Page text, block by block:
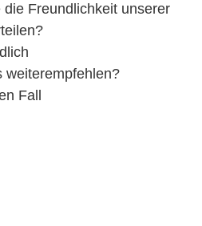
Freundlichkeit unserer
weiterempfehlen?
Fall